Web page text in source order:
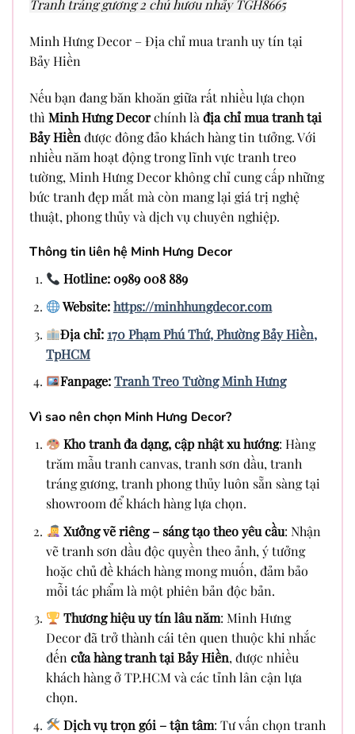
Tranh tráng gương 2 chú hươu nhảy TGH8665
Minh Hưng Decor – Địa chỉ mua tranh uy tín tại
Bảy Hiền
Nếu bạn đang băn khoăn giữa rất nhiều lựa chọn
thì Minh Hưng Decorchính là địa chỉ mua tranh tại
Bảy Hiền được đông đảo khách hàng tin tưởng. Với
nhiều năm hoạt động trong lĩnh vực tranh treo
tường, Minh Hưng Decor không chỉ cung cấp những
bức tranh đẹp mắt mà còn mang lại giá trị nghệ
thuật, phong thủy và dịch vụ chuyên nghiệp.
Thông tin liên hệ Minh Hưng Decor
Hotline: 0989 008 889
Website:https://minhhungdecor.com
Địa chỉ:170 Phạm Phú Thứ, Phường Bảy Hiền,
TpHCM
Fanpage:Tranh Treo Tường Minh Hưng
Vì sao nên chọn Minh Hưng Decor?
Kho tranh đa dạng, cập nhật xu hướng: Hàng
trăm mẫu tranh canvas, tranh sơn dầu, tranh
tráng gương, tranh phong thủy luôn sẵn sàng tại
showroom để khách hàng lựa chọn.
Xưởng vẽ riêng – sáng tạo theo yêu cầu: Nhận
vẽ tranh sơn dầu độc quyền theo ảnh, ý tưởng
hoặc chủ đề khách hàng mong muốn, đảm bảo
mỗi tác phẩm là một phiên bản độc bản.
Thương hiệu uy tín lâu năm: Minh Hưng
Decor đã trở thành cái tên quen thuộc khi nhắc
đếncửa hàng tranh tại Bảy Hiền, được nhiều
khách hàng ở TP.HCM và các tỉnh lân cận lựa
chọn.
Dịch vụ trọn gói – tận tâm: Tư vấn chọn tranh